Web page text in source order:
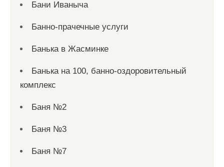
Бани Иваныча
Банно-прачечные услуги
Банька в Жасминке
Банька на 100, банно-оздоровительный
комплекс
Баня №2
Баня №3
Баня №7